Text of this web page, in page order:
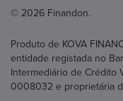
© 2026 Finandon.
Produto de KOVA
entidade registada no
Intermediário de Crédito
0008032 e proprietária